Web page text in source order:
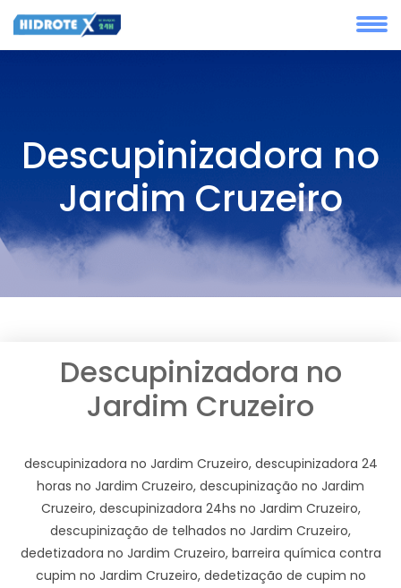
Descupinizadora no
Jardim Cruzeiro
Descupinizadora no
Jardim Cruzeiro
descupinizadora no Jardim Cruzeiro, descupinizadora 24
horas no Jardim Cruzeiro, descupinização no Jardim
Cruzeiro, descupinizadora 24hs no Jardim Cruzeiro,
descupinização de telhados no Jardim Cruzeiro,
dedetizadora no Jardim Cruzeiro, barreira química contra
cupim no Jardim Cruzeiro, dedetização de cupim no